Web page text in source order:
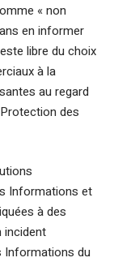
« non
en informer
libre du choix
à la
au regard
des
Informations et
à des
incident
Informations du